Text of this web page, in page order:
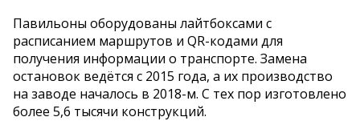
Павильоны оборудованы лайтбоксами с
расписанием маршрутов и QR-кодами для
получения информации о транспорте. Замена
остановок ведётся с 2015 года, а их производство
на заводе началось в 2018-м. С тех пор изготовлено
более 5,6 тысячи конструкций.